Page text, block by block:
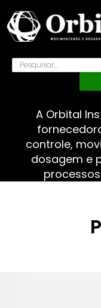
A Orbital
controle,
dosagem e